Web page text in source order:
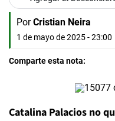
Por Cristian Neira
1 de mayo de 2025 - 23:00
Comparte esta nota:
Catalina Palacios no